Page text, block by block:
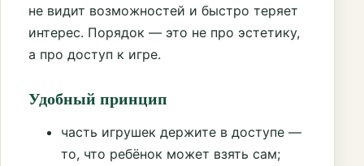
не видит возможностей и быстро теряет
интерес. Порядок — это не про эстетику,
а про доступ к игре.
Удобный принцип
часть игрушек держите в доступе —
то, что ребёнок может взять сам;